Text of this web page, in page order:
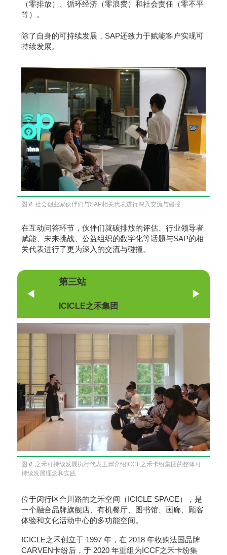
（零排放）、循环经济（零浪费）和社会责任（零不平
等）。
除了自身的可持续发展，SAP还致力于赋能客户实现可
持续发展。
图 // 社会创业家伙伴们与SAP相关代表进行深入交流与碰撞
在互动问答环节，伙伴们就碳排放的评估、行业领导者
赋能、未来挑战、公益组织的数字化等话题与SAP的相
关代表进行了更为深入的交流与碰撞。
第三站
ICICLE之禾集团
图 // 之禾可持续发展执行代表王烨介绍ICCF之禾卡纷集团的整体可
持续发展理念和实践
位于闵行区合川路的之禾空间（ICICLE SPACE），是
一个融合品牌旗舰店、有机餐厅、图书馆、画廊、顾客
体验和文化活动中心的多功能空间。
ICICLE之禾创立于 1997 年，在 2018 年收购法国品牌
CARVEN卡纷后，于 2020 年重组为ICCF之禾卡纷集